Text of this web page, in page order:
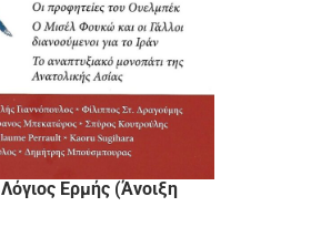
Ερμής (Άνοιξη